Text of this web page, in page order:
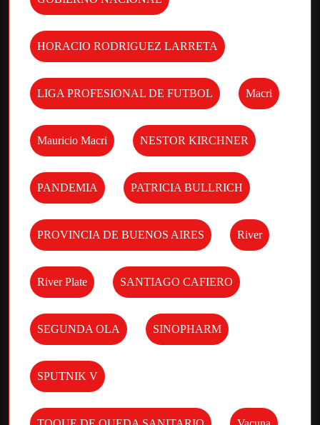
HORACIO RODRIGUEZ LARRETA
LIGA PROFESIONAL DE FUTBOL Macri
Mauricio Macri NESTOR KIRCHNER
PANDEMIA PATRICIA BULLRICH
PROVINCIA DE BUENOS AIRES River
River Plate SANTIAGO CAFIERO
SEGUNDA OLA SINOPHARM
SPUTNIK V